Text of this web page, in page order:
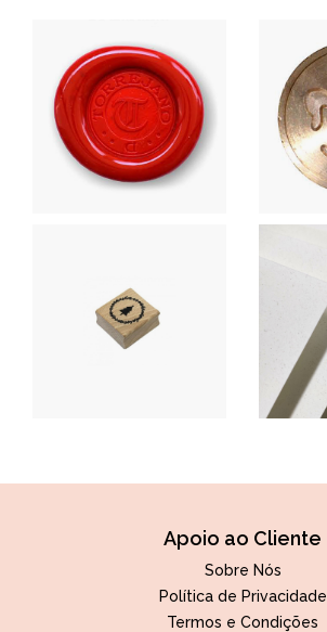
Apoio ao Cliente
Sobre Nós
Política de Privacidade
Termos e Condições